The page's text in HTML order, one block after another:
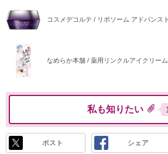
コスメデコルテ / リポソーム アドバンス
なめらか本舗 / 薬用リンクルアイクリー
私も知りたい 1
ポスト シェア